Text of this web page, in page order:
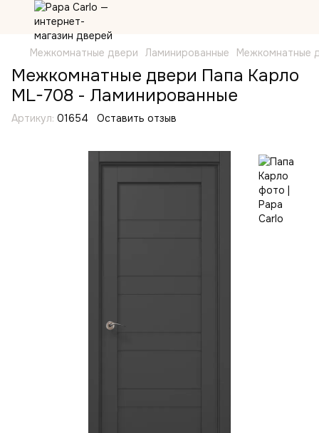
Межкомнатные двери Ламинированные Межкомнатные
Межкомнатные двери Папа Карло
ML-708 - Ламинированные
Артикул: 01654 Оставить отзыв